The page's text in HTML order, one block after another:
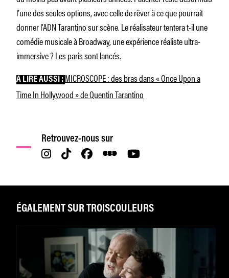
l’une des seules options, avec celle de rêver à ce que pourrait
donner l’ADN Tarantino sur scène. Le réalisateur tentera t-il une
comédie musicale à Broadway, une expérience réaliste ultra-
immersive ? Les paris sont lancés.
À LIRE AUSSI : MICROSCOPE : des bras dans « Once Upon a
Time In Hollywood » de Quentin Tarantino
Retrouvez-nous sur
ÉGALEMENT SUR TROISCOULEURS